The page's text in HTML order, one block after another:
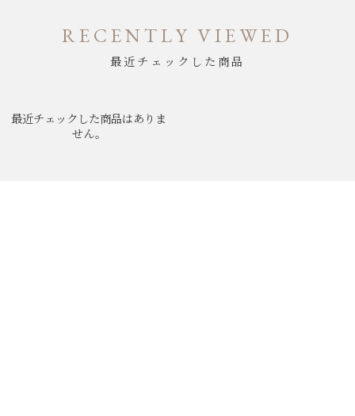
RECENTLY VIEWED
最近チェックした商品
最近チェックした商品はありま
せん。